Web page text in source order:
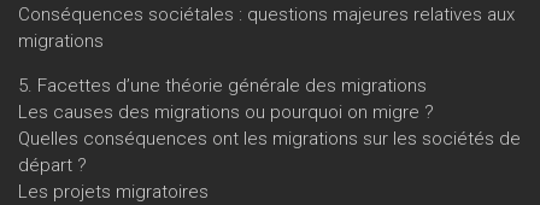
Conséquences sociétales : questions majeures relatives aux
migrations
5. Facettes d’une théorie générale des migrations
Les causes des migrations ou pourquoi on migre ?
Quelles conséquences ont les migrations sur les sociétés de
départ ?
Les projets migratoires